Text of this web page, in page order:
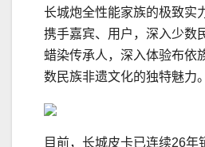
长城炮全性能家族的极致实
携手嘉宾、用户，深入少数
蜡染传承人，深入体验布依
数民族非遗文化的独特魅力。
目前，长城皮卡已连续26年